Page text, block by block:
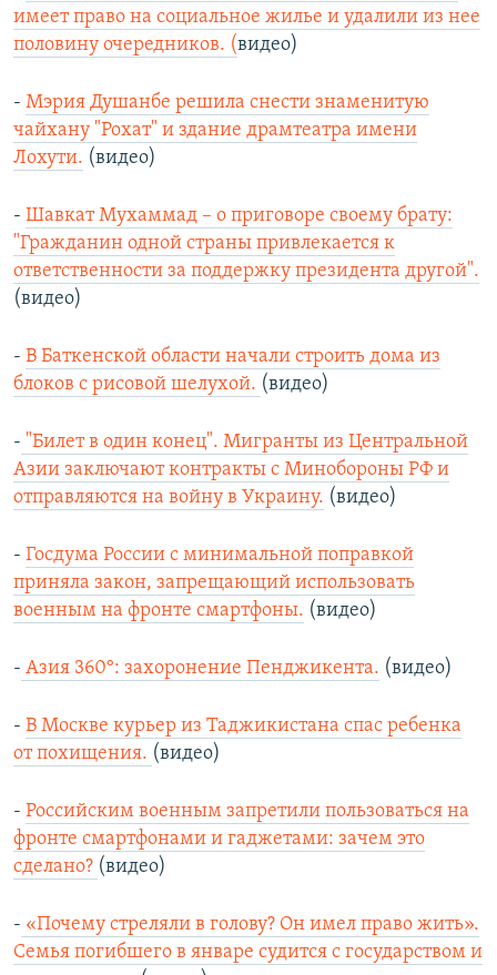
имеет право на социальное жилье и удалили из нее
половину очередников. (видео)
- Мэрия Душанбе решила снести знаменитую
чайхану "Рохат" и здание драмтеатра имени
Лохути. (видео)
- Шавкат Мухаммад – о приговоре своему брату:
"Гражданин одной страны привлекается к
ответственности за поддержку президента другой".
(видео)
- В Баткенской области начали строить дома из
блоков с рисовой шелухой. (видео)
- "Билет в один конец". Мигранты из Центральной
Азии заключают контракты с Минобороны РФ и
отправляются на войну в Украину. (видео)
- Госдума России с минимальной поправкой
приняла закон, запрещающий использовать
военным на фронте смартфоны. (видео)
- Азия 360°: захоронение Пенджикента. (видео)
- В Москве курьер из Таджикистана спас ребенка
от похищения. (видео)
- Российским военным запретили пользоваться на
фронте смартфонами и гаджетами: зачем это
сделано? (видео)
- «Почему стреляли в голову? Он имел право жить».
Семья погибшего в январе судится с государством и